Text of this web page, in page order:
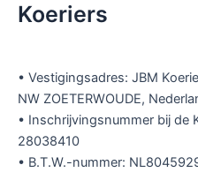
Koeriers
• Vestigingsadres: JBM
NW ZOETERWOUDE,
• Inschrijvingsnummer bij de
28038410
• B.T.W.-nummer: